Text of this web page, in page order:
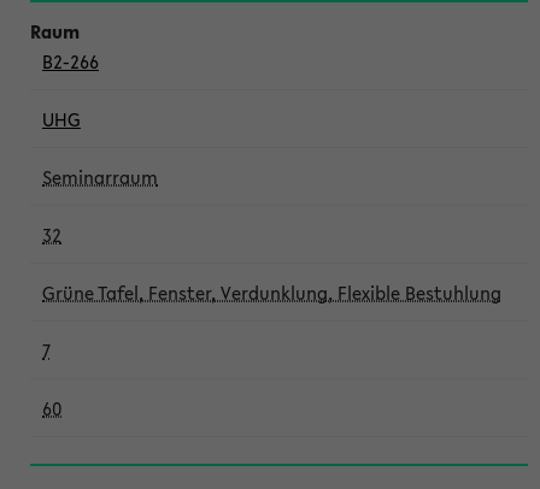
B2-266
UHG
Seminarraum
32
Grüne Tafel, Fenster, Verdunklung, Flexible Bestuhlung
7
60